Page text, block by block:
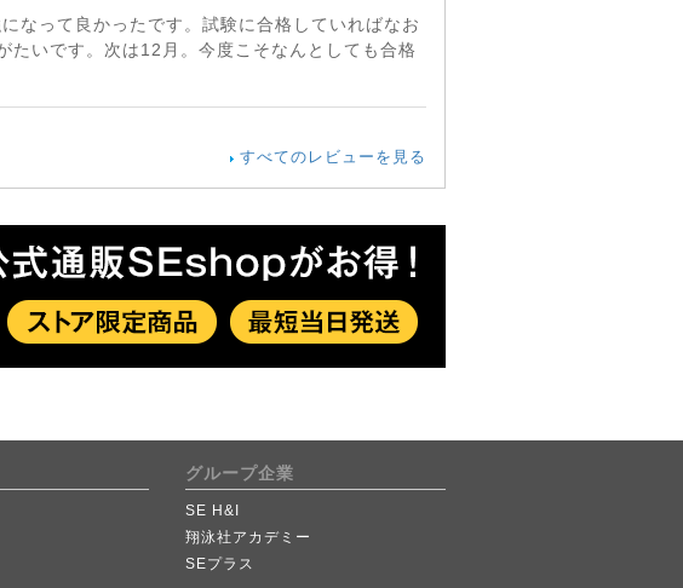
なって良かったです。試験に合格していればなお
いです。次は12月。今度こそなんとしても合格
すべてのレビューを見る
グループ企業
SE H&I
翔泳社アカデミー
SEプラス